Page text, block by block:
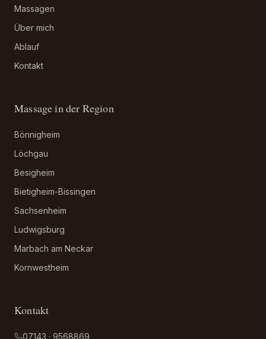
Massagen
Über mich
Ablauf
Kontakt
Massage in der Region
Bönnigheim
Löchgau
Besigheim
Bietigheim-Bissingen
Sachsenheim
Ludwigsburg
Marbach am Neckar
Kornwestheim
Kontakt
07143 · 9568869